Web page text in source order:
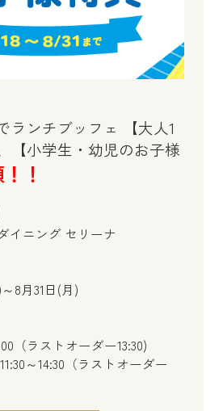
ランチブッフェ 【大人1
【小学生・幼児のお子様
！
ニング セリーナ
8月31日(月)
（ラストオーダー13:30)
～14:30（ラストオーダー